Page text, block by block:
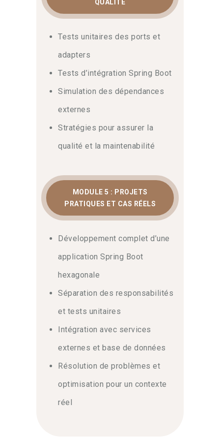
projet complet. De cette façon, vous
retour en poste.
QUALITÉ
Tests unitaires des ports et
adapters
Tests d’intégration Spring Boot
Simulation des dépendances
externes
Stratégies pour assurer la
qualité et la maintenabilité
MODULE 5 : PROJETS
PRATIQUES ET CAS RÉELS
Développement complet d’une
application Spring Boot
hexagonale
Séparation des responsabilités
et tests unitaires
Intégration avec services
externes et base de données
Résolution de problèmes et
optimisation pour un contexte
réel